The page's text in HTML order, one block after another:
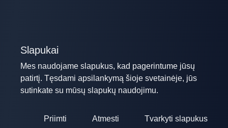
Slapukai
Mes naudojame slapukus, kad pagerintume jūsų
patirtį. Tęsdami apsilankymą šioje svetainėje, jūs
sutinkate su mūsų slapukų naudojimu.
Priimti Atmesti Tvarkyti slapukus